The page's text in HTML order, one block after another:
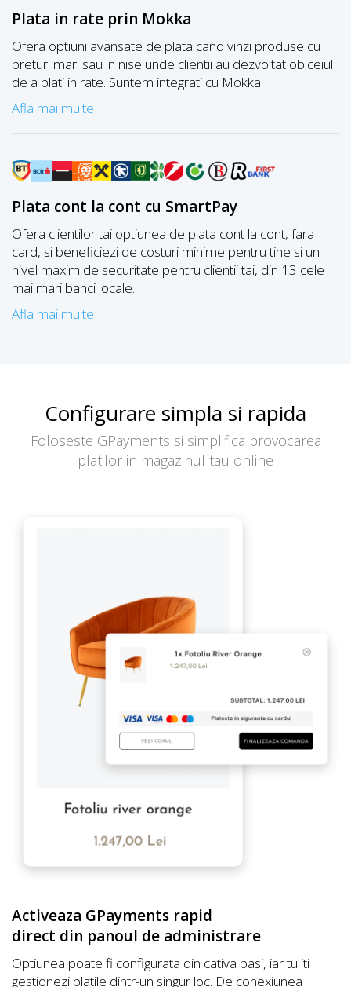
Plata in rate prin Mokka
Ofera optiuni avansate de plata cand vinzi produse cu
preturi mari sau in nise unde clientii au dezvoltat obiceiul
de a plati in rate. Suntem integrati cu Mokka.
Afla mai multe
Plata cont la cont cu SmartPay
Ofera clientilor tai optiunea de plata cont la cont, fara
card, si beneficiezi de costuri minime pentru tine si un
nivel maxim de securitate pentru clientii tai, din 13 cele
mai mari banci locale.
Afla mai multe
Configurare simpla si rapida
Foloseste GPayments si simplifica provocarea
platilor in magazinul tau online
Activeaza GPayments rapid
direct din panoul de administrare
Optiunea poate fi configurata din cativa pasi, iar tu iti
gestionezi platile dintr-un singur loc. De conexiunea